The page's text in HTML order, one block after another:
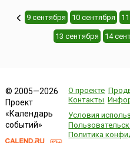
9 сентября 10 сентября
13 сентября 14
© 2005—2026
Проект
«Календарь
событий»
О проекте
Контакты
Условия
Политика